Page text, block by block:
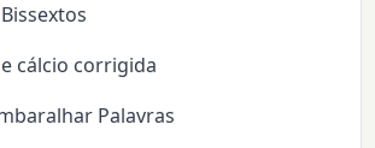
cálcio corrigida
Palavras